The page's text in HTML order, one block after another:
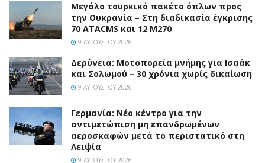
Μεγάλο τουρκικό πακέτο όπλων προς
την Ουκρανία – Στη διαδικασία έγκρισης
70 ATACMS και 12 M270
9 ΑΥΓΟΎΣΤΟΥ 2026
Δερύνεια: Μοτοπορεία μνήμης για Ισαάκ
και Σολωμού – 30 χρόνια χωρίς δικαίωση
9 ΑΥΓΟΎΣΤΟΥ 2026
Γερμανία: Νέο κέντρο για την
αντιμετώπιση μη επανδρωμένων
αεροσκαφών μετά το περιστατικό στη
Λειψία
9 ΑΥΓΟΎΣΤΟΥ 2026